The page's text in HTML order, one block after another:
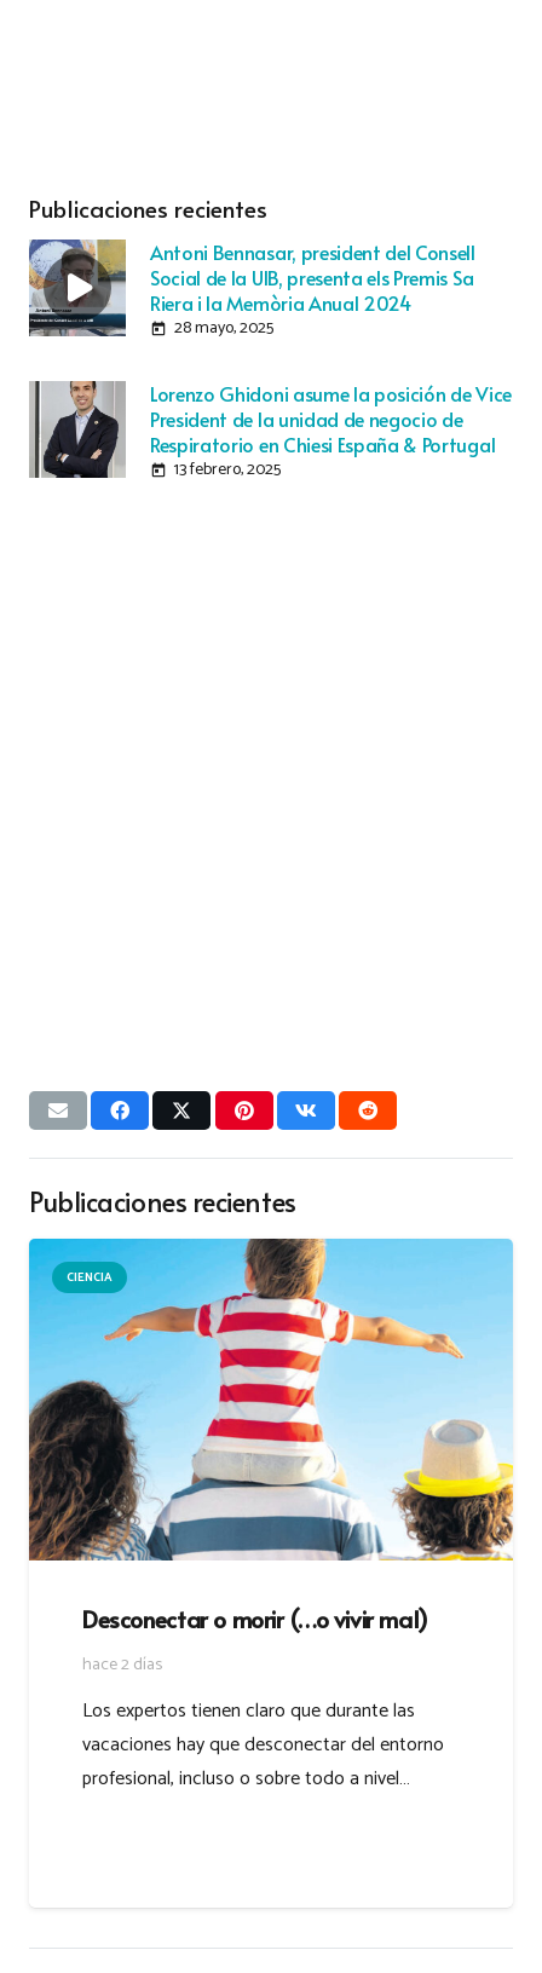
Publicaciones recientes
Antoni Bennasar, president del Consell
Social de la UIB, presenta els Premis Sa
Riera i la Memòria Anual 2024
today 28 mayo, 2025
Lorenzo Ghidoni asume la posición de Vice
President de la unidad de negocio de
Respiratorio en Chiesi España & Portugal
today 13 febrero, 2025
Publicaciones recientes
CIENCIA
Desconectar o morir (…o vivir mal)
hace 2 días
Los expertos tienen claro que durante las
vacaciones hay que desconectar del entorno
profesional, incluso o sobre todo a nivel…